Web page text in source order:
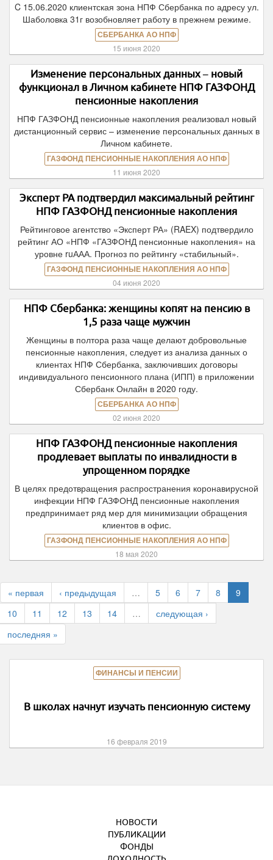
C 15.06.2020 клиентская зона НПФ Сбербанка по адресу ул.
Шаболовка 31г возобновляет работу в прежнем режиме.
СБЕРБАНКА АО НПФ
15 июня 2020
Изменение персональных данных – новый
функционал в Личном кабинете НПФ ГАЗФОНД
пенсионные накопления
НПФ ГАЗФОНД пенсионные накопления реализовал новый
дистанционный сервис – изменение персональных данных в
Личном кабинете.
ГАЗФОНД ПЕНСИОННЫЕ НАКОПЛЕНИЯ АО НПФ
11 июня 2020
Эксперт РА подтвердил максимальный рейтинг
НПФ ГАЗФОНД пенсионные накопления
Рейтинговое агентство «Эксперт РА» (RAEX) подтвердило
рейтинг АО «НПФ «ГАЗФОНД пенсионные накопления» на
уровне ruААА. Прогноз по рейтингу «стабильный».
ГАЗФОНД ПЕНСИОННЫЕ НАКОПЛЕНИЯ АО НПФ
04 июня 2020
НПФ Сбербанка: женщины копят на пенсию в
1,5 раза чаще мужчин
Женщины в полтора раза чаще делают добровольные
пенсионные накопления, следует из анализа данных о
клиентах НПФ Сбербанка, заключивших договоры
индивидуального пенсионного плана (ИПП) в приложении
Сбербанк Онлайн в 2020 году.
СБЕРБАНКА АО НПФ
02 июня 2020
НПФ ГАЗФОНД пенсионные накопления
продлевает выплаты по инвалидности в
упрощенном порядке
В целях предотвращения распространения коронавирусной
инфекции НПФ ГАЗФОНД пенсионные накопления
предпринимает ряд мер для минимизации обращения
клиентов в офис.
ГАЗФОНД ПЕНСИОННЫЕ НАКОПЛЕНИЯ АО НПФ
18 мая 2020
« первая ‹ предыдущая … 5 6 7 8
9
10
11 12 13 14 …
следующая ›
последняя »
ФИНАНСЫ И ПЕНСИИ
В школах начнут изучать пенсионную систему
16 февраля 2019
НОВОСТИ
ПУБЛИКАЦИИ
ФОНДЫ